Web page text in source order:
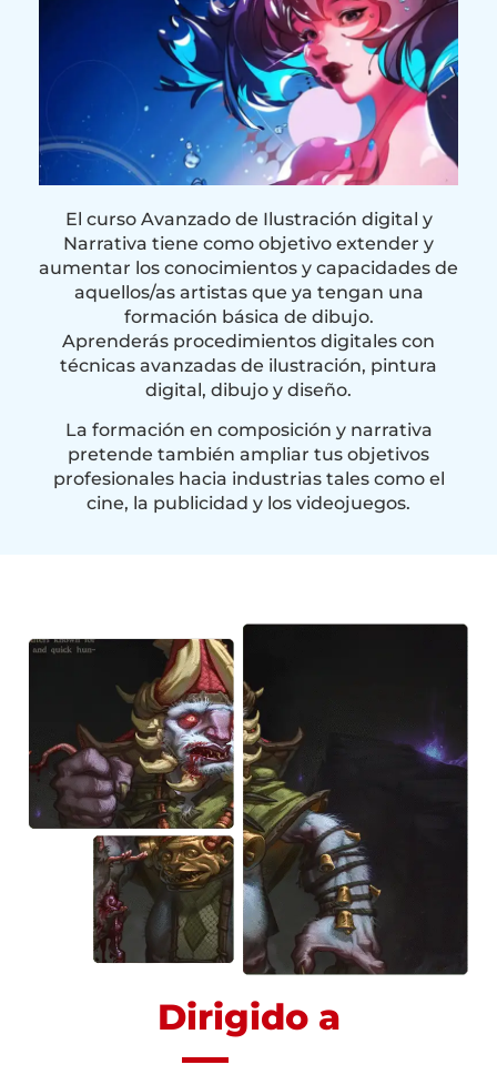
El curso Avanzado de Ilustración digital y
Narrativa tiene como objetivo extender y
aumentar los conocimientos y capacidades de
aquellos/as artistas que ya tengan una
formación básica de dibujo.
Aprenderás procedimientos digitales con
técnicas avanzadas de ilustración, pintura
digital, dibujo y diseño.
La formación en composición y narrativa
pretende también ampliar tus objetivos
profesionales hacia industrias tales como el
cine, la publicidad y los videojuegos.
Dirigido a